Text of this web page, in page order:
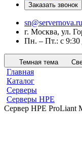
Заказать звонок
sn@servernova.ru
г. Москва, ул.
Пн. – Пт.: с 9:30
Темная тема
Главная
Каталог
Серверы
Серверы HPE
Сервер HPE ProLiant